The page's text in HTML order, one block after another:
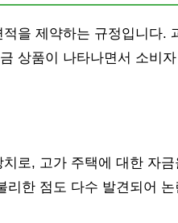
을 제약하는 규정입니다.
상품이 나타나면서 소비
로, 고가 주택에 대한 자
한 점도 다수 발견되어